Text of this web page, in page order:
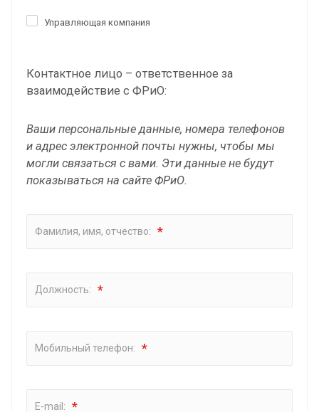
Управляющая компания
Контактное лицо – ответственное за
взаимодействие с ФРиО:
Ваши персональные данные, номера телефонов
и адрес электронной почты нужны, чтобы мы
могли связаться с вами. Эти данные не будут
показываться на сайте ФРиО.
Фамилия, имя, отчество: *
Должность: *
Мобильный телефон: *
E-mail: *